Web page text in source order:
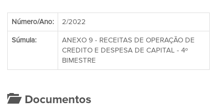
Número/Ano: 2/2022
Súmula:
ANEXO 9 - RECEITAS DE OPERAÇÃO DE
CREDITO E DESPESA DE CAPITAL - 4º
BIMESTRE
Documentos